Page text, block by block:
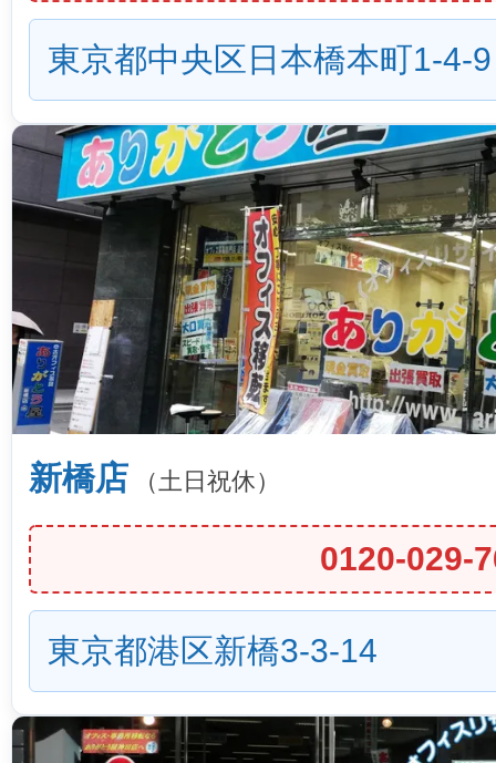
東京都中央区日本橋本町1-4-9
新橋店 （土日祝休）
0120-029-
東京都港区新橋3-3-14